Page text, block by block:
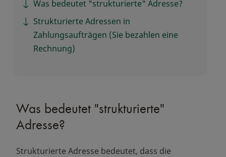
Was bedeutet "strukturierte" Adresse?
Strukturierte Adressen in
Zahlungsaufträgen (Sie bezahlen eine
Rechnung)
Was bedeutet "strukturierte"
Adresse?
Strukturierte Adresse bedeutet, dass die